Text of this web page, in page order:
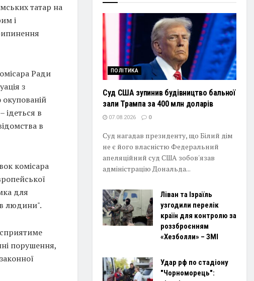
татар на
і
Ради
з
ідеться в
в
комісара
для
людини".
порушення,
ПОЛІТИКА
Суд США зупинив будівництво бальної
зали Трампа за 400 млн доларів
07.08.2026 0
Суд нагадав президенту, що Білий дім
не є його власністю Федеральний
апеляційний суд США зобов'язав
адміністрацію Дональда...
Ліван та Ізраїль
узгодили перелік
країн для контролю за
роззброєнням
«Хезболли» – ЗМІ
Удар рф по стадіону
"Чорноморець":